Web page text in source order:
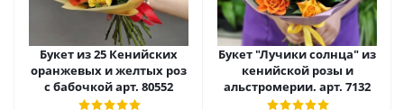
Букет из 25 Кенийских
оранжевых и желтых роз
с бабочкой арт. 80552
Букет "Лучики солнца" из
кенийской розы и
альстромерии. арт. 7132